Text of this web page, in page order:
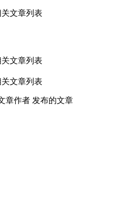
文章列表
文章列表
文章列表
章作者 发布的文章